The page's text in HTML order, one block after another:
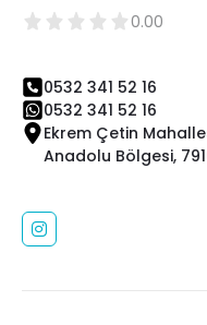
0.00
0532 341 52 16
0532 341 52 16
Ekrem Çetin
Anadolu Bölgesi,